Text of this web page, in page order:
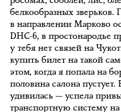
белкообразных зверьков.
в направлении Марково
DHC-6, в простонародье
у тебя нет связей на
купить билет на такой
этом, когда я попала на
половина салона
удивилась — успела
транспортную систему на